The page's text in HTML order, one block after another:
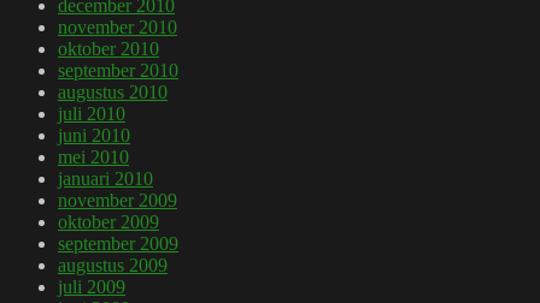
december 2010
november 2010
oktober 2010
september 2010
augustus 2010
juli 2010
juni 2010
mei 2010
januari 2010
november 2009
oktober 2009
september 2009
augustus 2009
juli 2009